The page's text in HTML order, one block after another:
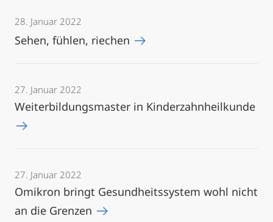
28. Januar 2022
Sehen, fühlen, riechen
27. Januar 2022
Weiterbildungsmaster in Kinderzahnheilkunde
27. Januar 2022
Omikron bringt Gesundheitssystem wohl nicht
an die Grenzen